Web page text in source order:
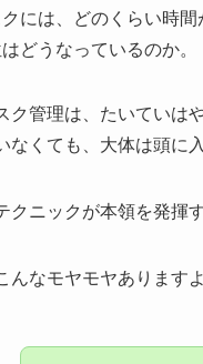
には、どのくらい時間
どうなっているのか。
ク管理は、たいていは
なくても、大体は頭に
クニックが本領を発揮
んなモヤモヤありますよ